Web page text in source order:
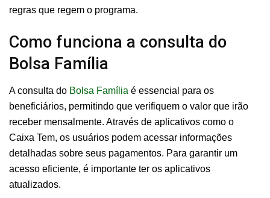
regras que regem o programa.
Como funciona a consulta do
Bolsa Família
A consulta do Bolsa Família é essencial para os
beneficiários, permitindo que verifiquem o valor que irão
receber mensalmente. Através de aplicativos como o
Caixa Tem, os usuários podem acessar informações
detalhadas sobre seus pagamentos. Para garantir um
acesso eficiente, é importante ter os aplicativos
atualizados.